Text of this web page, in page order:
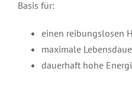
Basis für:
einen reibungslosen
maximale
dauerhaft hohe